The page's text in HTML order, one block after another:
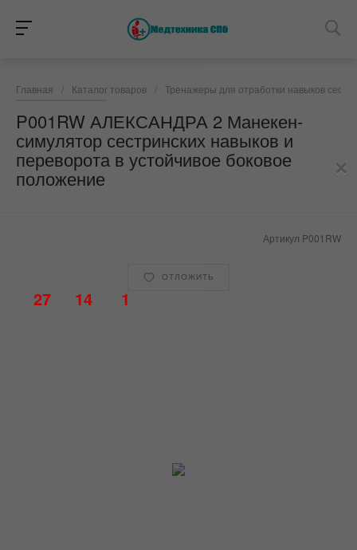
Главная / Каталог товаров / Тренажеры для отработки навыков
P001RW АЛЕКСАНДРА 2 Манекен-
симулятор сестринских навыков и
переворота в устойчивое боковое
положение
Артикул P001RW
ОТЛОЖИТЬ
×
27 14 1